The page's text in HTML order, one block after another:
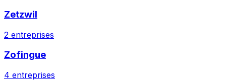
Zetzwil
2 entreprises
Zofingue
4 entreprises